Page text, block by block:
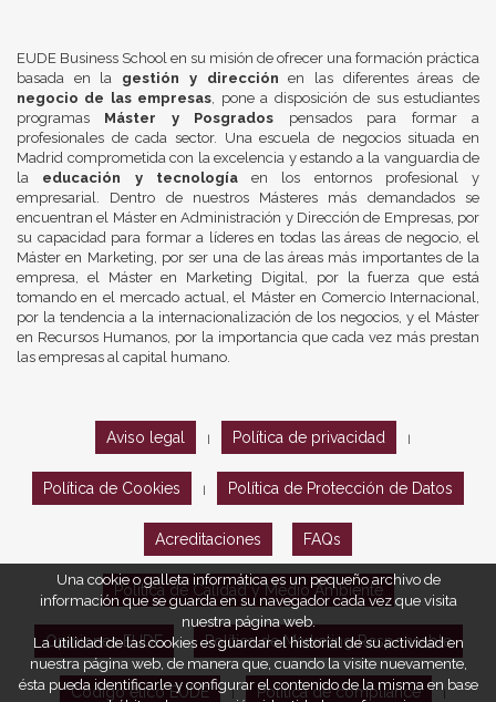
EUDE Business School en su misión de ofrecer una formación práctica
basada en la gestión y dirección en las diferentes áreas de
negocio de las empresas , pone a disposición de sus estudiantes
programas Máster y Posgrados pensados para formar a
profesionales de cada sector. Una escuela de negocios situada en
Madrid comprometida con la excelencia y estando a la vanguardia de
la educación y tecnologíaen los entornos profesional y
empresarial. Dentro de nuestros Másteres más demandados se
encuentran el Máster en Administración y Dirección de Empresas, por
su capacidad para formar a líderes en todas las áreas de negocio, el
Máster en Marketing, por ser una de las áreas más importantes de la
empresa, el Máster en Marketing Digital, por la fuerza que está
tomando en el mercado actual, el Máster en Comercio Internacional,
por la tendencia a la internacionalización de los negocios, y el Máster
en Recursos Humanos, por la importancia que cada vez más prestan
las empresas al capital humano.
Aviso legal Política de privacidad
Política de Cookies Política de Protección de Datos
Acreditaciones FAQs
Política de Calidad y Medio Ambiente
Opiniones EUDE Política de Marketing Responsable
Código ético EUDE Política de compliance
Una cookie o galleta informática es un pequeño archivo de
información que se guarda en su navegador cada vez que visita
nuestra página web.
La utilidad de las cookies es guardar el historial de su actividad en
nuestra página web, de manera que, cuando la visite nuevamente,
ésta pueda identificarle y configurar el contenido de la misma en base